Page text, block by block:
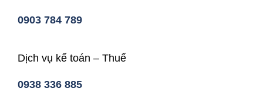
0903 784 789
Dịch vụ kế toán – Thuế
0938 336 885